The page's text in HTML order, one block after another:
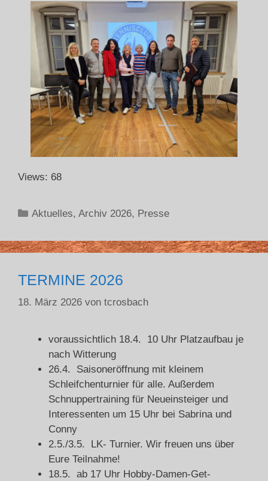
Views: 68
Aktuelles,Archiv 2026, Presse
TERMINE 2026
18. März 2026 von tcrosbach
voraussichtlich 18.4. 10 Uhr Platzaufbau je
nach Witterung
26.4. Saisoneröffnung mit kleinem
Schleifchenturnier für alle. Außerdem
Schnuppertraining für Neueinsteiger und
Interessenten um 15 Uhr bei Sabrina und
Conny
2.5./3.5. LK- Turnier. Wir freuen uns über
Eure Teilnahme!
18.5. ab 17 Uhr Hobby-Damen-Get-